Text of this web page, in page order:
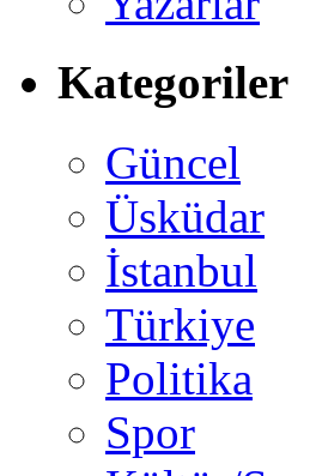
Kategoriler
Güncel
Üsküdar
İstanbul
Türkiye
Politika
Spor